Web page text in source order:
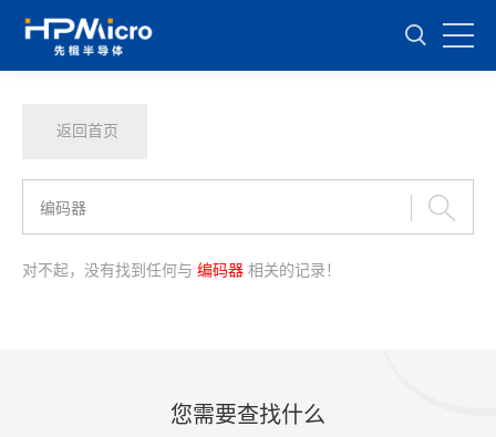
返回首页
对不起，没有找到任何与 编码器 相关的记录！
您需要查找什么